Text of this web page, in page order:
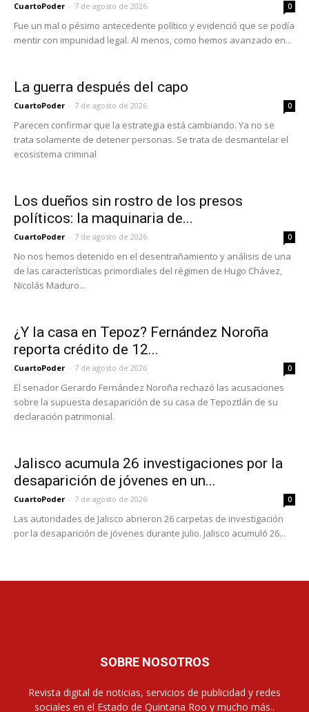
CuartoPoder - 7 de agosto de 2026 0
Fue un mal o pésimo antecedente político y evidenció que se podía
mentir con impunidad legal. Al menos, como hemos avanzado en...
La guerra después del capo
CuartoPoder - 7 de agosto de 2026 0
Parecen confirmar que la estrategia está cambiando. Ya no se
trata solamente de detener personas. Se trata de desmantelar el
ecosistema criminal
Los dueños sin rostro de los presos
políticos: la maquinaria de...
CuartoPoder - 7 de agosto de 2026 0
No nos hemos detenido en el desentrañamiento y análisis de una
de las características primordiales del régimen de Hugo Chávez,
Nicolás Maduro...
¿Y la casa en Tepoz? Fernández Noroña
reporta crédito de 12...
CuartoPoder - 7 de agosto de 2026 0
El senador Gerardo Fernández Noroña rechazó las acusaciones
sobre la supuesta desaparición de su casa de Tepoztlán de su
declaración patrimonial.
Jalisco acumula 26 investigaciones por la
desaparición de jóvenes en un...
CuartoPoder - 7 de agosto de 2026 0
Las autoridades de Jalisco abrieron 26 carpetas de investigación
por la desaparición de jóvenes durante julio. Jalisco acumuló 26...
SOBRE NOSOTROS
Revista digital de noticias, servicios de publicidad y redes
sociales en el Estado de Quintana Roo y mucho más..